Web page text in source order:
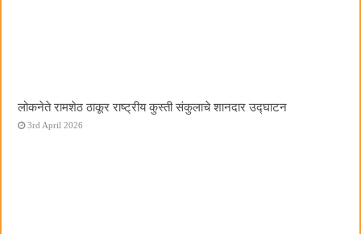
लोकनेते रामशेठ ठाकूर राष्ट्रीय कुस्ती संकुलाचे शानदार उद्घाटन
3rd April 2026